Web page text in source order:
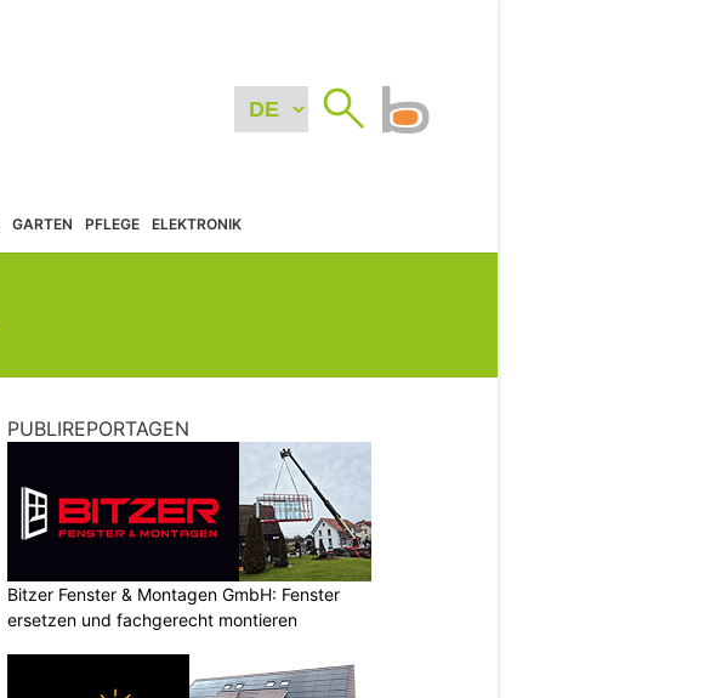
GARTEN PFLEGE ELEKTRONIK
PUBLIREPORTAGEN
Bitzer Fenster & Montagen GmbH: Fenster
ersetzen und fachgerecht montieren